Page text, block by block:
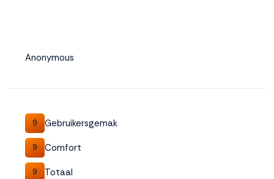
Anonymous
9 Gebruikersgemak
9 Comfort
9 Totaal